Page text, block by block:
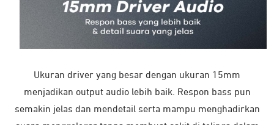
Ukuran driver yang besar dengan ukuran 15mm
menjadikan output audio lebih baik. Respon bass pun
semakin jelas dan mendetail serta mampu menghadirkan